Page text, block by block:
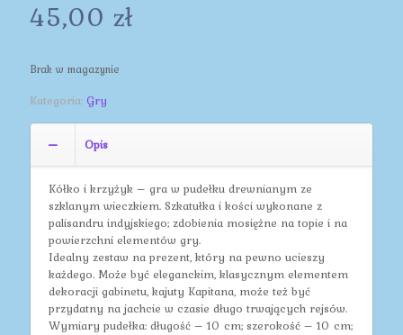
45,00 zł
Brak w magazynie
Kategoria: Gry
Opis
Kółko i krzyżyk – gra w pudełku drewnianym ze
szklanym wieczkiem. Szkatułka i kości wykonane z
palisandru indyjskiego; zdobienia mosiężne na topie i na
powierzchni elementów gry.
Idealny zestaw na prezent, który na pewno ucieszy
każdego. Może być eleganckim, klasycznym elementem
dekoracji gabinetu, kajuty Kapitana, może też być
przydatny na jachcie w czasie długo trwających rejsów.
Wymiary pudełka: długość – 10 cm; szerokość – 10 cm;